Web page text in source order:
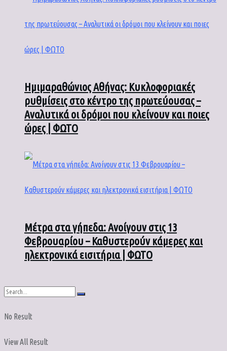
Ημιμαραθώνιος Αθήνας: Κυκλοφοριακές
ρυθμίσεις στο κέντρο της πρωτεύουσας –
Αναλυτικά οι δρόμοι που κλείνουν και ποιες
ώρες | ΦΩΤΟ
Μέτρα στα γήπεδα: Ανοίγουν στις 13
Φεβρουαρίου – Καθυστερούν κάμερες και
ηλεκτρονικά εισιτήρια | ΦΩΤΟ
No Result
View All Result